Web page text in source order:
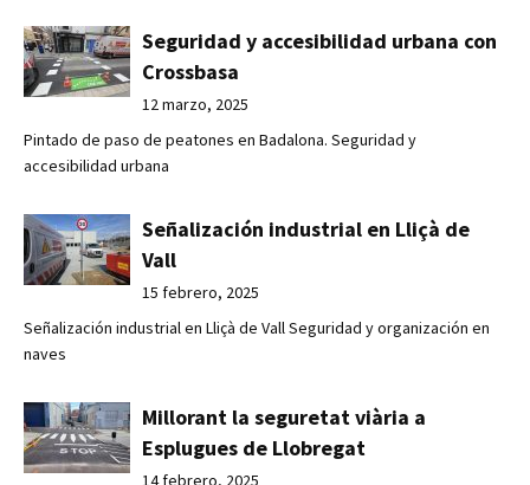
Seguridad y accesibilidad urbana con
Crossbasa
12 marzo, 2025
Pintado de paso de peatones en Badalona. Seguridad y
accesibilidad urbana
Señalización industrial en Lliçà de
Vall
15 febrero, 2025
Señalización industrial en Lliçà de Vall Seguridad y organización en
naves
Millorant la seguretat viària a
Esplugues de Llobregat
14 febrero, 2025